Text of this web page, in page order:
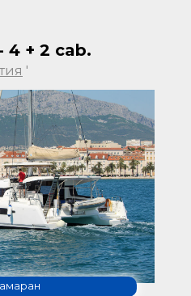
4 + 2 cab.
'